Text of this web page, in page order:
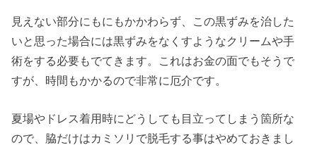
見えない部分にもにもかかわらず、この黒ずみを治した
いと思った場合には黒ずみをなくすようなクリームや手
術をする必要もでてきます。これはお金の面でもそうで
すが、時間もかかるので非常に厄介です。
夏場やドレス着用時にどうしても目立ってしまう箇所な
ので、脇だけはカミソリで脱毛する事はやめておきまし